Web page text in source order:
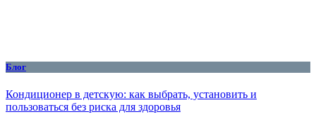
Блог
Кондиционер в детскую: как выбрать, установить и
пользоваться без риска для здоровья